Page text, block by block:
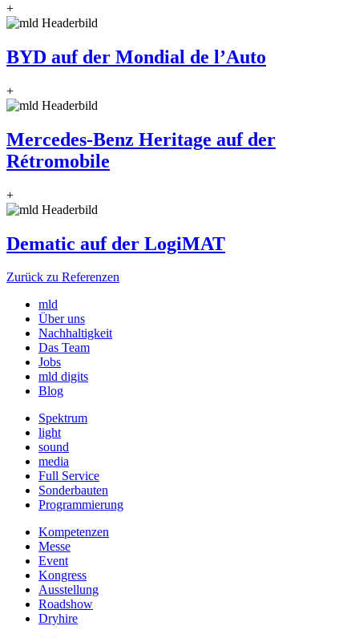
+
BYD auf der Mondial de l’Auto
+
Mercedes-Benz Heritage auf der
Rétromobile
+
Dematic auf der LogiMAT
Zurück zu Referenzen
mld
Über uns
Nachhaltigkeit
Das Team
Jobs
mld digits
Blog
Spektrum
light
sound
media
Full Service
Sonderbauten
Programmierung
Kompetenzen
Messe
Event
Kongress
Ausstellung
Roadshow
Dryhire